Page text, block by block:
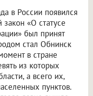
в России появился
«О статусе
был принят
стал Обнинск
в стране
из которых
а всего их,
пунктов.